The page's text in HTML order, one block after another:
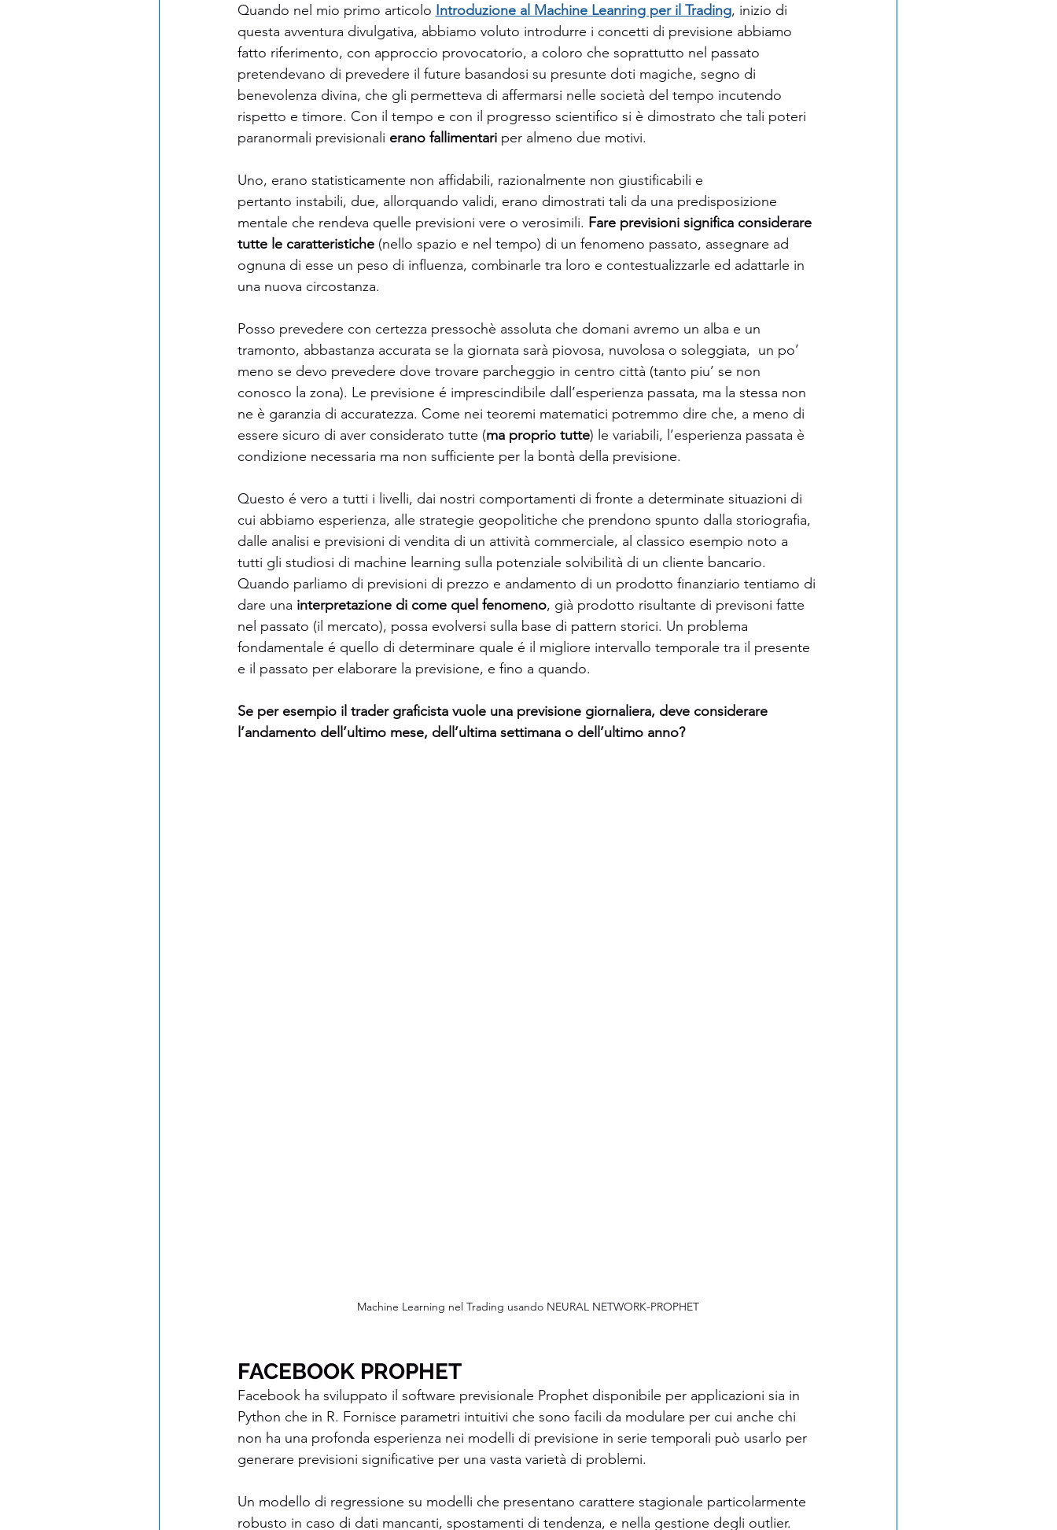
Quando nel mio primo articolo Introduzione al Machine Leanring per il Trading, inizio di
questa avventura divulgativa, abbiamo voluto introdurre i concetti di previsione abbiamo
fatto riferimento, con approccio provocatorio, a coloro che soprattutto nel passato
pretendevano di prevedere il future basandosi su presunte doti magiche, segno di
benevolenza divina, che gli permetteva di affermarsi nelle società del tempo incutendo
rispetto e timore. Con il tempo e con il progresso scientifico si è dimostrato che tali poteri
paranormali previsionali erano fallimentari per almeno due motivi.
Uno, erano statisticamente non affidabili, razionalmente non giustificabili e
pertanto instabili, due, allorquando validi, erano dimostrati tali da una predisposizione
mentale che rendeva quelle previsioni vere o verosimili. Fare previsioni significa considerare
tutte le caratteristiche (nello spazio e nel tempo) di un fenomeno passato, assegnare ad
ognuna di esse un peso di influenza, combinarle tra loro e contestualizzarle ed adattarle in
una nuova circostanza.
Posso prevedere con certezza pressochè assoluta che domani avremo un alba e un
tramonto, abbastanza accurata se la giornata sarà piovosa, nuvolosa o soleggiata,  un po’
meno se devo prevedere dove trovare parcheggio in centro città (tanto piu’ se non
conosco la zona). Le previsione é imprescindibile dall’esperienza passata, ma la stessa non
ne è garanzia di accuratezza. Come nei teoremi matematici potremmo dire che, a meno di
essere sicuro di aver considerato tutte (ma proprio tutte) le variabili, l’esperienza passata è
condizione necessaria ma non sufficiente per la bontà della previsione.
Questo é vero a tutti i livelli, dai nostri comportamenti di fronte a determinate situazioni di
cui abbiamo esperienza, alle strategie geopolitiche che prendono spunto dalla storiografia,
dalle analisi e previsioni di vendita di un attività commerciale, al classico esempio noto a
tutti gli studiosi di machine learning sulla potenziale solvibilità di un cliente bancario.
Quando parliamo di previsioni di prezzo e andamento di un prodotto finanziario tentiamo di
dare una interpretazione di come quel fenomeno, già prodotto risultante di previsoni fatte
nel passato (il mercato), possa evolversi sulla base di pattern storici. Un problema
fondamentale é quello di determinare quale é il migliore intervallo temporale tra il presente
e il passato per elaborare la previsione, e fino a quando.
Se per esempio il trader graficista vuole una previsione giornaliera, deve considerare
l’andamento dell’ultimo mese, dell’ultima settimana o dell’ultimo anno?
Machine Learning nel Trading usando NEURAL NETWORK-PROPHET
FACEBOOK PROPHET
Facebook ha sviluppato il software previsionale Prophet disponibile per applicazioni sia in
Python che in R. Fornisce parametri intuitivi che sono facili da modulare per cui anche chi
non ha una profonda esperienza nei modelli di previsione in serie temporali può usarlo per
generare previsioni significative per una vasta varietà di problemi.
Un modello di regressione su modelli che presentano carattere stagionale particolarmente
robusto in caso di dati mancanti, spostamenti di tendenza, e nella gestione degli outlier.